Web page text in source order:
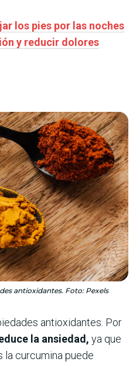
los pies por las noches
y reducir dolores
antioxidantes. Foto: Pexels
antioxidantes. Por
la ansiedad, ya que
la curcumina puede